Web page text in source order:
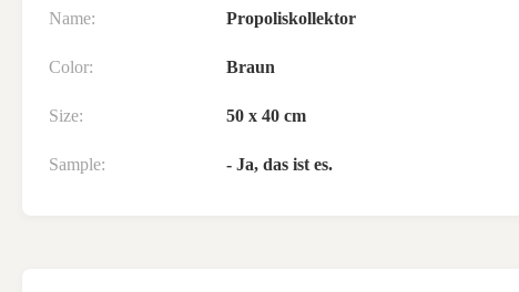
Name: Propoliskollektor
Color: Braun
Size: 50 x 40 cm
Sample: - Ja, das ist es.